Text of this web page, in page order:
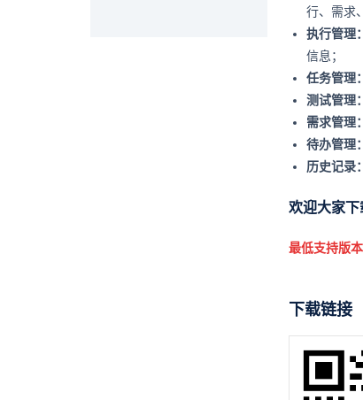
行、需求
执行管理：
信息；
任务管理：
测试管理：
需求管理：
待办管理：
历史记录：
欢迎大家下
最低支持版本
下载链接